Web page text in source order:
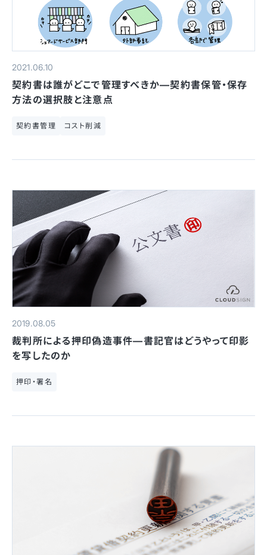
2021.06.10
契約書は誰がどこで管理すべきか—契約書保管・保存
方法の選択肢と注意点
契約書管理 コスト削減
2019.08.05
裁判所による押印偽造事件—書記官はどうやって印影
を写したのか
押印・署名